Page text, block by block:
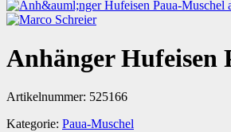
Anhänger Hufeisen
Artikelnummer: 525166
Kategorie: Paua-Muschel